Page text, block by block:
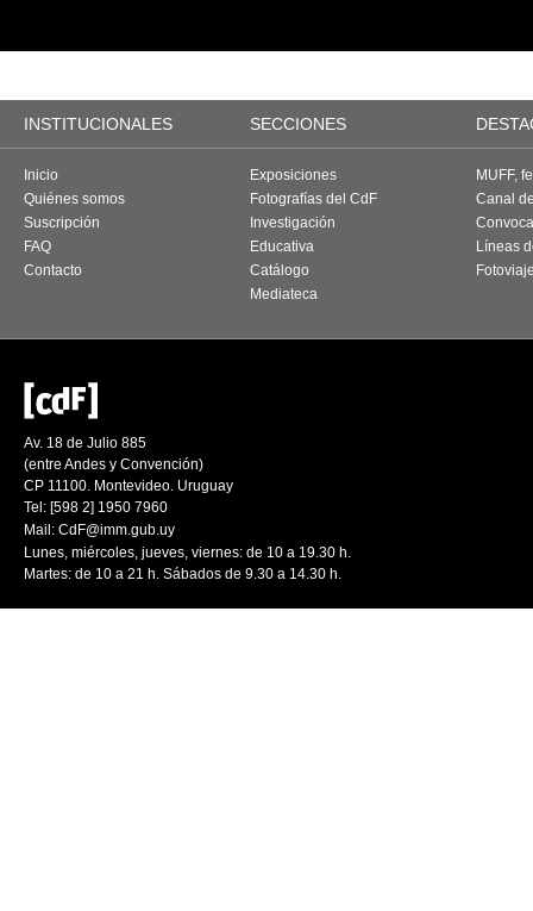
INSTITUCIONALES SECCIONES
Inicio
Quiénes somos
Suscripción
FAQ
Contacto
Exposiciones
Fotografías del CdF
Investigación
Educativa
Catálogo
Mediateca
MUFF,
Canal
Líneas
Av. 18 de Julio 885
(entre Andes y Convención)
CP 11100. Montevideo. Uruguay
Tel: [598 2] 1950 7960
Mail: CdF@imm.gub.uy
Lunes, miércoles, jueves, viernes: de 10 a 19.30 h.
Martes: de 10 a 21 h. Sábados de 9.30 a 14.30 h.